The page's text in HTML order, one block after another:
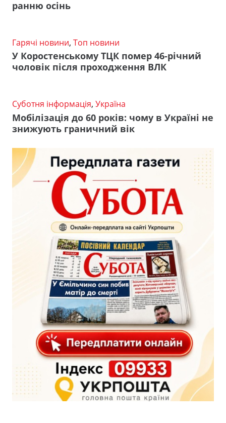
ранню осінь
Гарячі новини, Топ новини
У Коростенському ТЦК помер 46-річний
чоловік після проходження ВЛК
Суботня інформація, Україна
Мобілізація до 60 років: чому в Україні не
знижують граничний вік